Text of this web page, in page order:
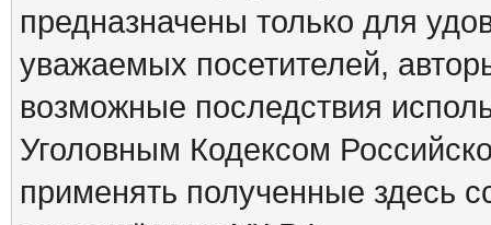
предназначены только для
уважаемых посетителей,
возможные последствия
Уголовным Кодексом
применять полученные здесь